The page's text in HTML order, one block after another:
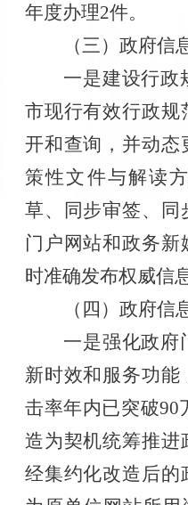
年度办理2件。
（三）政府信
一是建设行政
市现行有效行政规
开和查询，并动态
策性文件与解读
草、同步审签、同
门户网站和政务新
时准确发布权威信息
（四）政府信
一是强化政府
新时效和服务功能
击率年内已突破90
造为契机统筹推进
经集约化改造后的